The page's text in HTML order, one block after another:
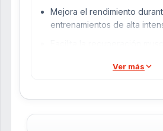
Mejora el rendimiento
entrenamientos de alta
Ver más